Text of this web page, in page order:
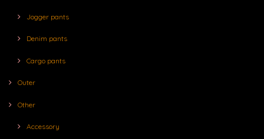
Jogger pants
Denim pants
Cargo pants
Outer
Other
Accessory